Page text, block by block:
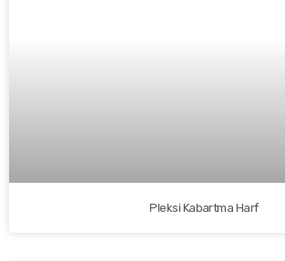
Pleksi Kabartma Harf